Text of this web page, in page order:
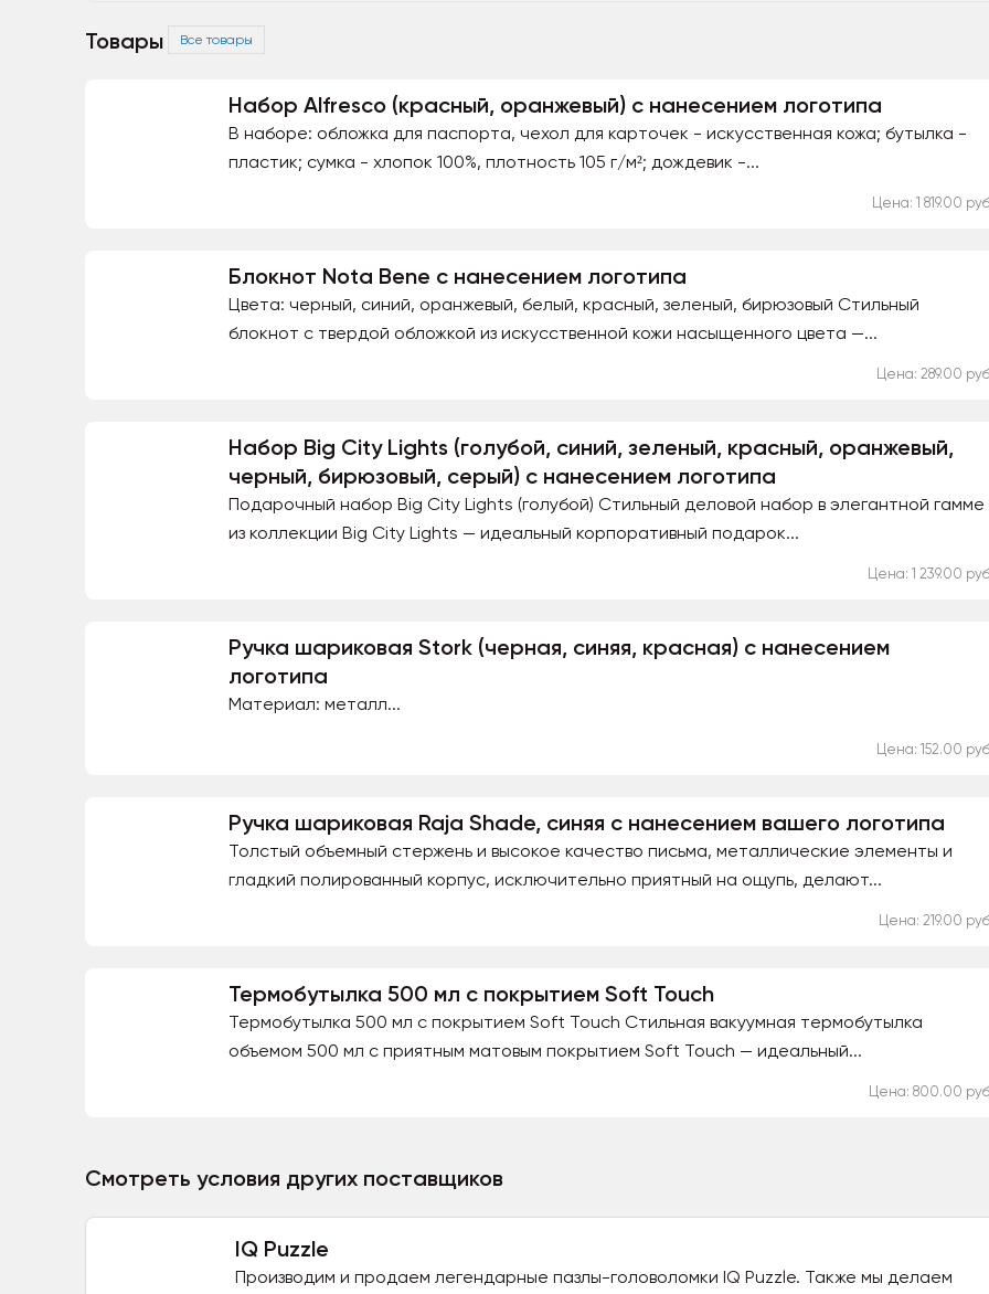
Товары Все товары
Набор Alfresco (красный, оранжевый) с нанесением логотипа
В наборе: обложка для паспорта, чехол для карточек - искусственная кожа; бутылка -
пластик; сумка - хлопок 100%, плотность 105 г/м²; дождевик -...
Цена: 1 819.00
Блокнот Nota Bene с нанесением логотипа
Цвета: черный, синий, оранжевый, белый, красный, зеленый, бирюзовый Стильный
блокнот с твердой обложкой из искусственной кожи насыщенного цвета —...
Цена: 289.00
Набор Big City Lights (голубой, синий, зеленый, красный, оранжевый,
черный, бирюзовый, серый) с нанесением логотипа
Подарочный набор Big City Lights (голубой) Стильный деловой набор в элегантной гамме
из коллекции Big City Lights — идеальный корпоративный подарок...
Цена: 1 239.00
Ручка шариковая Stork (черная, синяя, красная) с нанесением
логотипа
Материал: металл...
Цена: 152.00
Ручка шариковая Raja Shade, синяя с нанесением вашего логотипа
Толстый объемный стержень и высокое качество письма, металлические элементы и
гладкий полированный корпус, исключительно приятный на ощупь, делают...
Цена: 219.00
Термобутылка 500 мл с покрытием Soft Touch
Термобутылка 500 мл с покрытием Soft Touch Стильная вакуумная термобутылка
объемом 500 мл с приятным матовым покрытием Soft Touch — идеальный...
Цена: 800.00
Смотреть условия других поставщиков
IQ Puzzle
Производим и продаем легендарные пазлы-головоломки IQ Puzzle. Также мы делаем